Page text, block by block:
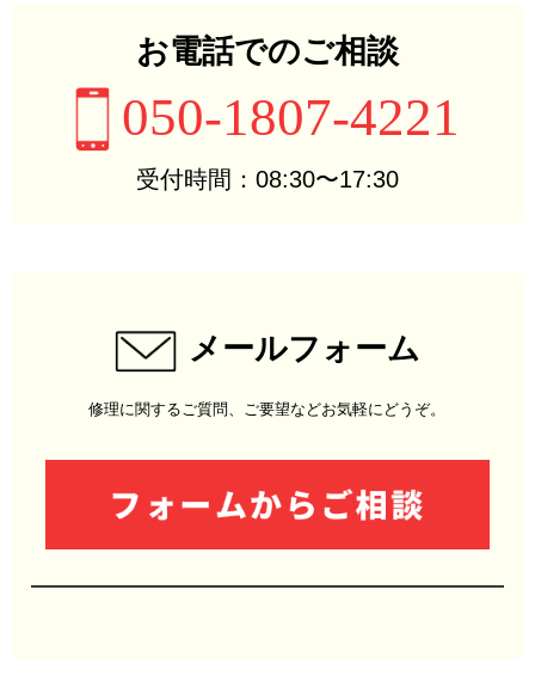
お電話でのご相談
050-1807-4221
受付時間：08:30〜17:30
メールフォーム
修理に関するご質問、ご要望などお気軽にどうぞ。